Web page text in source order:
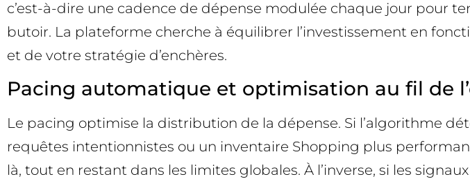
c’est-à-dire une cadence de dépense modulée chaque jour pour
butoir. La plateforme cherche à équilibrer l’investissement en
et de votre stratégie d’enchères.
Pacing automatique et optimisation au fil de
Le pacing optimise la distribution de la dépense. Si l’algorithme
requêtes intentionnistes ou un inventaire Shopping plus
là, tout en restant dans les limites globales. À l’inverse, si les